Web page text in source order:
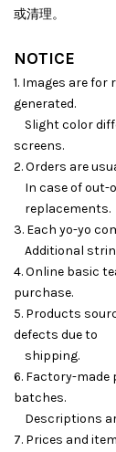
或清理。
NOTICE
1. Images are
generated.
Slight color
screens.
2. Orders are
In case of out-
replacements.
3. Each yo-yo
Additional
4. Online basic
purchase.
5. Products
defects due to
shipping.
6. Factory-made
batches.
Descriptions
7. Prices and